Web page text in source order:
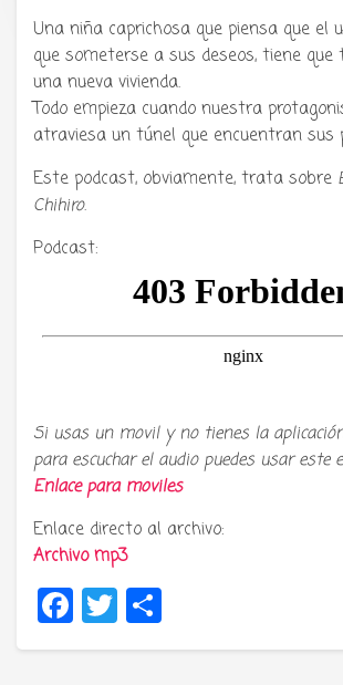
Una niña caprichosa que piensa que el
que someterse a sus deseos, tiene
una nueva vivienda.
Todo empieza cuando nuestra
atraviesa un túnel que encuentran sus
Este podcast, obviamente, trata sobre
Chihiro.
Podcast:
Si usas un movil y no tienes la
para escuchar el audio puedes usar este
Enlace para moviles
Enlace directo al archivo:
Archivo mp3
Facebook
Twitter